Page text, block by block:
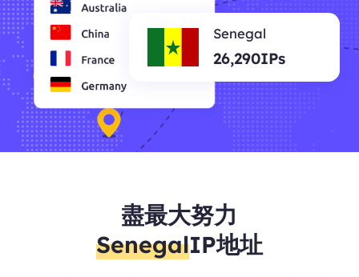
Senegal
26,290IPs
盡最大努力
SenegalIP地址